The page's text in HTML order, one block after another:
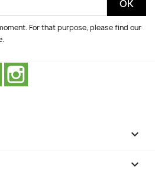
For that purpose, please find our
Pinterest

